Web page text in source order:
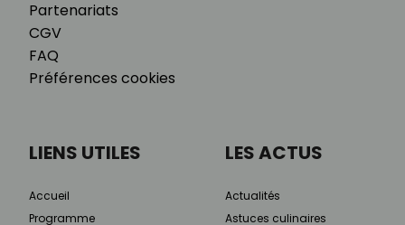
Partenariats
CGV
FAQ
Préférences cookies
LIENS UTILES
Accueil
Programme
LES ACTUS
Actualités
Astuces culinaires